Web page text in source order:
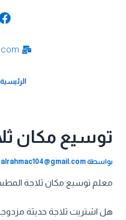
F
e
o
الرئيسية
توسيع مكان
بواسطةalrahmac104@gmail.com
معلم توسيع مكان ثلاجة
هل اشتريت ثلاجة حديثة